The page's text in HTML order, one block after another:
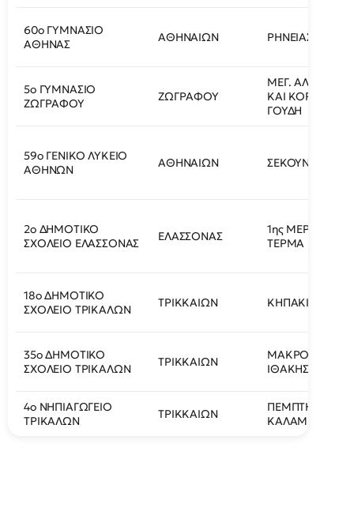
60ο ΓΥΜΝΑΣΙΟ
ΑΘΗΝΑΣ
ΑΘΗΝΑΙΩΝ ΡΗΝΕΙΑΣ 2-4
5ο ΓΥΜΝΑΣΙΟ
ΖΩΓΡΑΦΟΥ
ΖΩΓΡΑΦΟΥ
ΜΕΓ.
ΚΑΙ ΚΟΡΥΤΣΑΣ,
ΓΟΥΔΗ
59ο ΓΕΝΙΚΟ ΛΥΚΕΙΟ
ΑΘΗΝΩΝ
ΑΘΗΝΑΙΩΝ ΣΕΚΟΥΝΔΟΥ 10
2ο ΔΗΜΟΤΙΚΟ
ΣΧΟΛΕΙΟ ΕΛΑΣΣΟΝΑΣ
ΕΛΑΣΣΟΝΑΣ
1ης ΜΕΡΑΡΧΙΑΣ
ΤΕΡΜΑ
18ο ΔΗΜΟΤΙΚΟ
ΣΧΟΛΕΙΟ ΤΡΙΚΑΛΩΝ
ΤΡΙΚΚΑΙΩΝ ΚΗΠΑΚΙ
35ο ΔΗΜΟΤΙΚΟ
ΣΧΟΛΕΙΟ ΤΡΙΚΑΛΩΝ
ΤΡΙΚΚΑΙΩΝ
ΜΑΚΡΟΝΗΣΟΥ
ΙΘΑΚΗΣ
4ο ΝΗΠΙΑΓΩΓΕΙΟ
ΤΡΙΚΑΛΩΝ
ΤΡΙΚΚΑΙΩΝ
ΠΕΜΠΤΗ ΠΑΡ
ΚΑΛΑΜΠΑΚΑΣ